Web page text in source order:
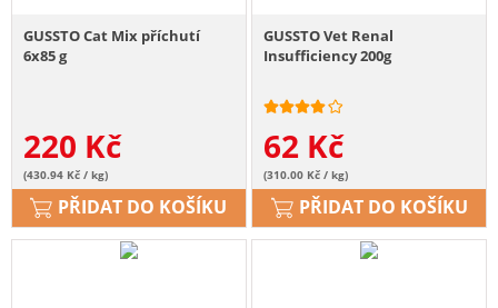
GUSSTO Cat Mix příchutí
6x85 g
220 Kč
(430.94 Kč / kg)
PŘIDAT DO KOŠÍKU
GUSSTO Vet Renal
Insufficiency 200g
62 Kč
(310.00 Kč / kg)
PŘIDAT DO KOŠÍKU